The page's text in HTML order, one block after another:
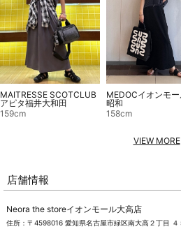
MAITRESSE SCOTCLUB
アピタ福井大和田
159cm
MEDOCイオンモ
昭和
158cm
VIEW MORE
店舗情報
Neora the storeイオンモール大高店
住所：〒4598016 愛知県名古屋市緑区南大高２丁目 ４